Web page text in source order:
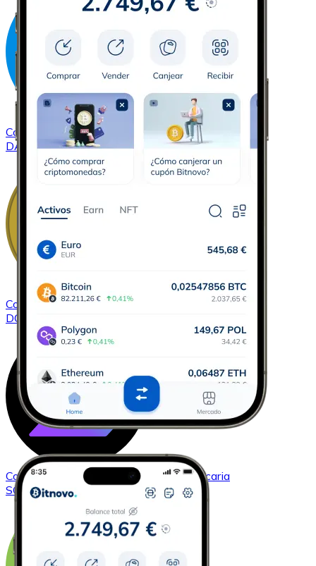
Comprar Dash con transferencia bancaria
DASH
ComprarDogecoin con transferencia bancaria
DOGE
Comprar Solana
con transferencia bancaria
SOL